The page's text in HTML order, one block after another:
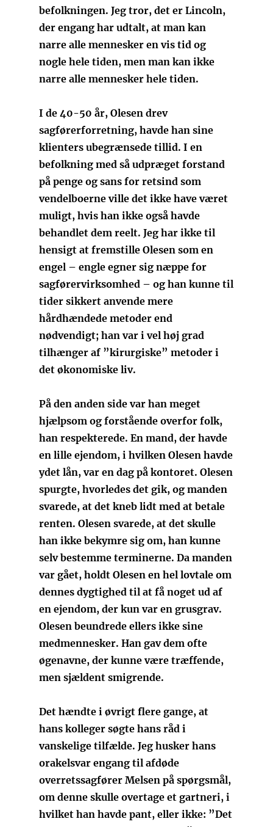
befolkningen. Jeg tror, det er Lincoln,
der engang har udtalt, at man kan
narre alle mennesker en vis tid og
nogle hele tiden, men man kan ikke
narre alle mennesker hele tiden.
I de 40-50 år, Olesen drev
sagførerforretning, havde han sine
klienters ubegrænsede tillid. I en
befolkning med så udpræget forstand
på penge og sans for retsind som
vendelboerne ville det ikke have været
muligt, hvis han ikke også havde
behandlet dem reelt. Jeg har ikke til
hensigt at fremstille Olesen som en
engel – engle egner sig næppe for
sagførervirksomhed – og han kunne til
tider sikkert anvende mere
hårdhændede metoder end
nødvendigt; han var i vel høj grad
tilhænger af ”kirurgiske” metoder i
det økonomiske liv.
På den anden side var han meget
hjælpsom og forstående overfor folk,
han respekterede. En mand, der havde
en lille ejendom, i hvilken Olesen havde
ydet lån, var en dag på kontoret. Olesen
spurgte, hvorledes det gik, og manden
svarede, at det kneb lidt med at betale
renten. Olesen svarede, at det skulle
han ikke bekymre sig om, han kunne
selv bestemme terminerne. Da manden
var gået, holdt Olesen en hel lovtale om
dennes dygtighed til at få noget ud af
en ejendom, der kun var en grusgrav.
Olesen beundrede ellers ikke sine
medmennesker. Han gav dem ofte
øgenavne, der kunne være træffende,
men sjældent smigrende.
Det hændte i øvrigt flere gange, at
hans kolleger søgte hans råd i
vanskelige tilfælde. Jeg husker hans
orakelsvar engang til afdøde
overretssagfører Melsen på spørgsmål,
om denne skulle overtage et gartneri, i
hvilket han havde pant, eller ikke: ”Det